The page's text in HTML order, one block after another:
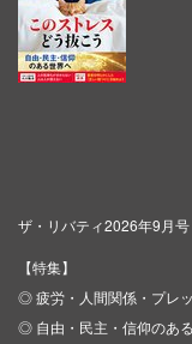
ザ・リバティ2026年9月号
【特集】
◎ 疲労・人間関係・プレ
◎ 自由・民主・信仰のあ